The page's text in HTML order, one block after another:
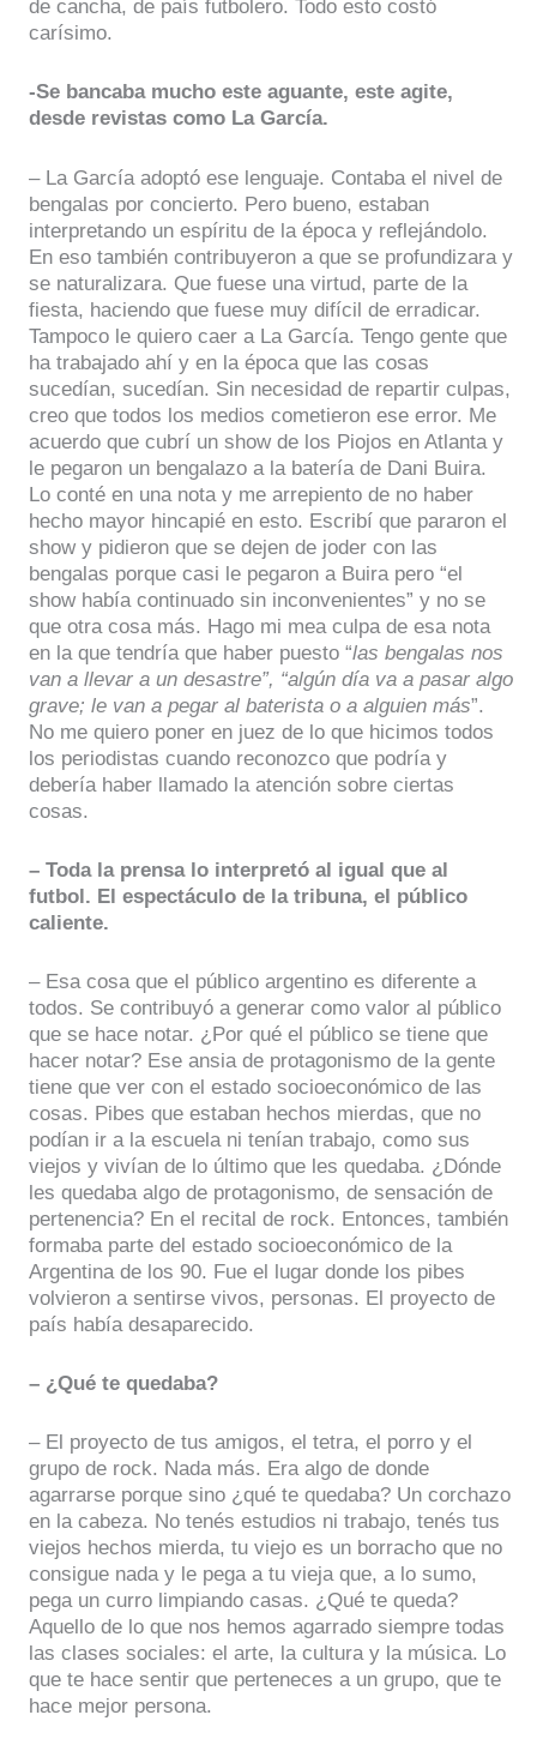
de cancha, de país futbolero. Todo esto costó
carísimo.
-Se bancaba mucho este aguante, este agite,
desde revistas como La García.
– La García adoptó ese lenguaje. Contaba el nivel de
bengalas por concierto. Pero bueno, estaban
interpretando un espíritu de la época y reflejándolo.
En eso también contribuyeron a que se profundizara y
se naturalizara. Que fuese una virtud, parte de la
fiesta, haciendo que fuese muy difícil de erradicar.
Tampoco le quiero caer a La García. Tengo gente que
ha trabajado ahí y en la época que las cosas
sucedían, sucedían. Sin necesidad de repartir culpas,
creo que todos los medios cometieron ese error. Me
acuerdo que cubrí un show de los Piojos en Atlanta y
le pegaron un bengalazo a la batería de Dani Buira.
Lo conté en una nota y me arrepiento de no haber
hecho mayor hincapié en esto. Escribí que pararon el
show y pidieron que se dejen de joder con las
bengalas porque casi le pegaron a Buira pero “el
show había continuado sin inconvenientes” y no se
que otra cosa más. Hago mi mea culpa de esa nota
en la que tendría que haber puesto “las bengalas nos
van a llevar a un desastre”, “algún día va a pasar algo
grave; le van a pegar al baterista o a alguien más”.
No me quiero poner en juez de lo que hicimos todos
los periodistas cuando reconozco que podría y
debería haber llamado la atención sobre ciertas
cosas.
– Toda la prensa lo interpretó al igual que al
futbol. El espectáculo de la tribuna, el público
caliente.
– Esa cosa que el público argentino es diferente a
todos. Se contribuyó a generar como valor al público
que se hace notar. ¿Por qué el público se tiene que
hacer notar? Ese ansia de protagonismo de la gente
tiene que ver con el estado socioeconómico de las
cosas. Pibes que estaban hechos mierdas, que no
podían ir a la escuela ni tenían trabajo, como sus
viejos y vivían de lo último que les quedaba. ¿Dónde
les quedaba algo de protagonismo, de sensación de
pertenencia? En el recital de rock. Entonces, también
formaba parte del estado socioeconómico de la
Argentina de los 90. Fue el lugar donde los pibes
volvieron a sentirse vivos, personas. El proyecto de
país había desaparecido.
– ¿Qué te quedaba?
– El proyecto de tus amigos, el tetra, el porro y el
grupo de rock. Nada más. Era algo de donde
agarrarse porque sino ¿qué te quedaba? Un corchazo
en la cabeza. No tenés estudios ni trabajo, tenés tus
viejos hechos mierda, tu viejo es un borracho que no
consigue nada y le pega a tu vieja que, a lo sumo,
pega un curro limpiando casas. ¿Qué te queda?
Aquello de lo que nos hemos agarrado siempre todas
las clases sociales: el arte, la cultura y la música. Lo
que te hace sentir que perteneces a un grupo, que te
hace mejor persona.